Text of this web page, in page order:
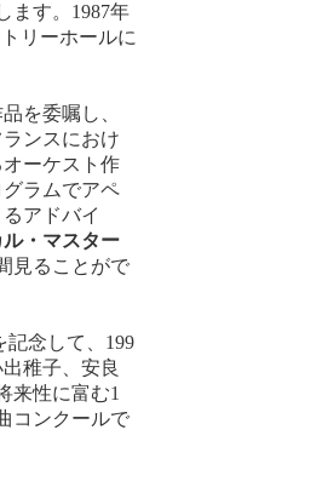
ます。1987年
リーホールに
を委嘱し、
ンスにおけ
ーケスト作
ラムでアペ
アドバイ
・マスター
見ることがで
記念して、199
稚子、安良
来性に富む1
コンクールで